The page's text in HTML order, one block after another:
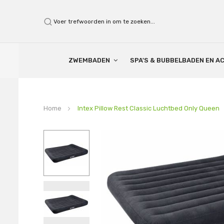
ZWEMBADEN SPA'S & BUBBELBADEN EN
Home Intex Pillow Rest Classic Luchtbed Only Queen
naar
het
van
afbeeldingen-
gallerij